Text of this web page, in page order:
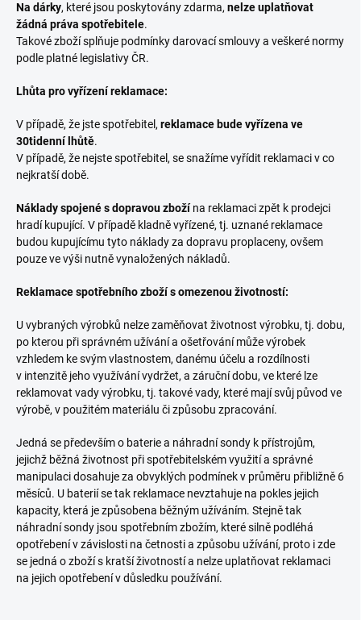
Na dárky, které jsou poskytovány zdarma, nelze uplatňovat
žádná práva spotřebitele.
Takové zboží splňuje podmínky darovací smlouvy a veškeré normy
podle platné legislativy ČR.
Lhůta pro vyřízení reklamace:
V případě, že jste spotřebitel, reklamace bude vyřízena ve
30tidenní lhůtě.
V případě, že nejste spotřebitel, se snažíme vyřídit reklamaci v co
nejkratší době.
Náklady spojené s dopravou zbožína reklamaci zpět k prodejci
hradí kupující. V případě kladně vyřízené, tj. uznané reklamace
budou kupujícímu tyto náklady za dopravu proplaceny, ovšem
pouze ve výši nutně vynaložených nákladů.
Reklamace spotřebního zboží s omezenou životností:
U vybraných výrobků nelze zaměňovat životnost výrobku, tj. dobu,
po kterou při správném užívání a ošetřování může výrobek
vzhledem ke svým vlastnostem, danému účelu a rozdílnosti
v intenzitě jeho využívání vydržet, a záruční dobu, ve které lze
reklamovat vady výrobku, tj. takové vady, které mají svůj původ ve
výrobě, v použitém materiálu či způsobu zpracování.
Jedná se především o baterie a náhradní sondy k přístrojům,
jejichž běžná životnost při spotřebitelském využití a správné
manipulaci dosahuje za obvyklých podmínek v průměru přibližně 6
měsíců. U baterií se tak reklamace nevztahuje na pokles jejich
kapacity, která je způsobena běžným užíváním. Stejně tak
náhradní sondy jsou spotřebním zbožím, které silně podléhá
opotřebení v závislosti na četnosti a způsobu užívání, proto i zde
se jedná o zboží s kratší životností a nelze uplatňovat reklamaci
na jejich opotřebení v důsledku používání.